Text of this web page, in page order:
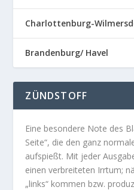
Charlottenburg-
Brandenburg/ Havel
ZÜNDSTOFF
Eine besondere Note des
Seite“, die den ganz
aufspießt. Mit jeder
einen verbreiteten Irrtum;
„links“ kommen bzw.